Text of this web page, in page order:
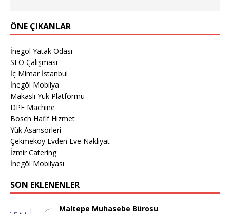
ÖNE ÇIKANLAR
İnegöl Yatak Odası
SEO Çalışması
İç Mimar İstanbul
İnegöl Mobilya
Makaslı Yük Platformu
DPF Machine
Bosch Hafif Hizmet
Yük Asansörleri
Çekmeköy Evden Eve Nakliyat
İzmir Catering
İnegöl Mobilyası
SON EKLENENLER
Maltepe Muhasebe Bürosu